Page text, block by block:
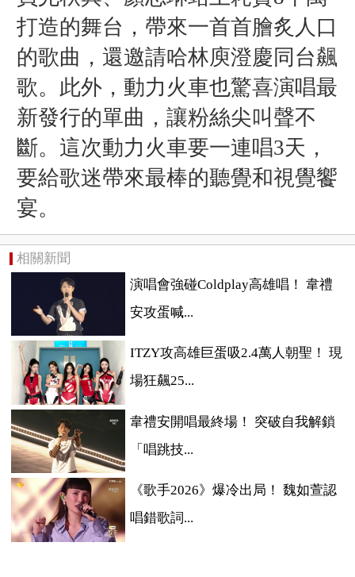
打造的舞台，帶來一首首膾炙人口
的歌曲，還邀請哈林庾澄慶同台飆
歌。此外，動力火車也驚喜演唱最
新發行的單曲，讓粉絲尖叫聲不
斷。這次動力火車要一連唱3天，
要給歌迷帶來最棒的聽覺和視覺饗
宴。
相關新聞
演唱會強碰Coldplay高雄唱！ 韋禮
安攻蛋喊...
ITZY攻高雄巨蛋吸2.4萬人朝聖！ 現
場狂飆25...
韋禮安開唱最終場！ 突破自我解鎖
「唱跳技...
《歌手2026》爆冷出局！ 魏如萱認
唱錯歌詞...